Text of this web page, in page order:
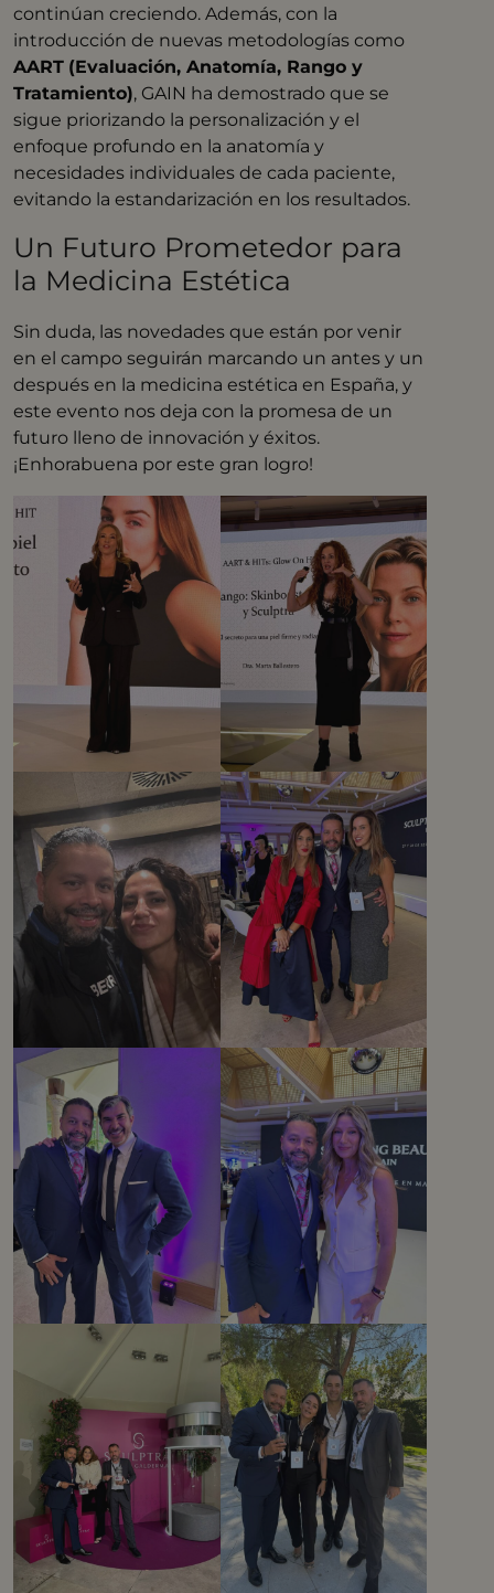
continúan creciendo. Además, con la
introducción de nuevas metodologías como
AART (Evaluación, Anatomía, Rango y
Tratamiento), GAIN ha demostrado que se
sigue priorizando la personalización y el
enfoque profundo en la anatomía y
necesidades individuales de cada paciente,
evitando la estandarización en los resultados.
Un Futuro Prometedor para
la Medicina Estética
Sin duda, las novedades que están por venir
en el campo seguirán marcando un antes y un
después en la medicina estética en España, y
este evento nos deja con la promesa de un
futuro lleno de innovación y éxitos.
¡Enhorabuena por este gran logro!